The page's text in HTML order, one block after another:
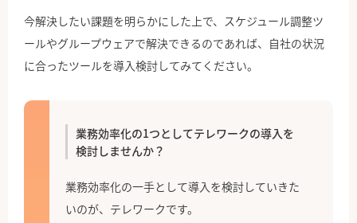
今解決したい課題を明らかにした上で、スケジュール調整ツ
ールやグループウェアで解決できるのであれば、自社の状況
に合ったツールを導入検討してみてください。
業務効率化の1つとしてテレワークの導入を
検討しませんか？
業務効率化の一手として導入を検討していきた
いのが、テレワークです。